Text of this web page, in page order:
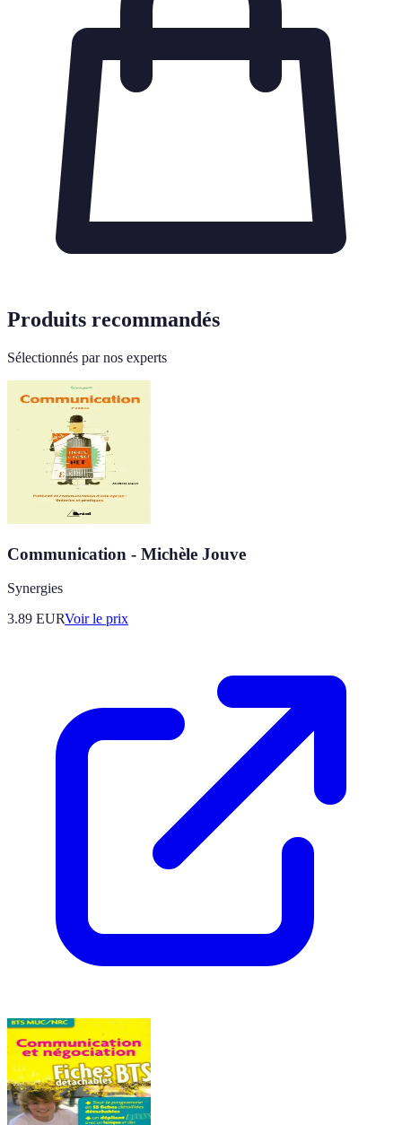
Produits recommandés
Sélectionnés par nos experts
Communication - Michèle Jouve
Synergies
3.89 EURVoir le prix